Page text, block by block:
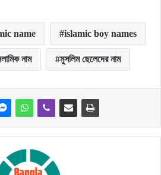
name islamic boy names
নাম মুসলিম ছেলেদের নাম